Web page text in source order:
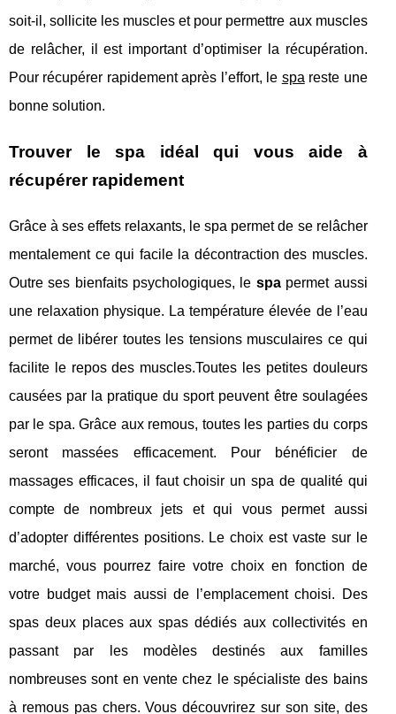
soit-il, sollicite les muscles et pour permettre aux muscles
de relâcher, il est important d’optimiser la récupération.
Pour récupérer rapidement après l’effort, le spa reste une
bonne solution.
Trouver le spa idéal qui vous aide à
récupérer rapidement
Grâce à ses effets relaxants, le spa permet de se relâcher
mentalement ce qui facile la décontraction des muscles.
Outre ses bienfaits psychologiques, le spapermet aussi
une relaxation physique. La température élevée de l’eau
permet de libérer toutes les tensions musculaires ce qui
facilite le repos des muscles.Toutes les petites douleurs
causées par la pratique du sport peuvent être soulagées
par le spa. Grâce aux remous, toutes les parties du corps
seront massées efficacement. Pour bénéficier de
massages efficaces, il faut choisir un spa de qualité qui
compte de nombreux jets et qui vous permet aussi
d’adopter différentes positions. Le choix est vaste sur le
marché, vous pourrez faire votre choix en fonction de
votre budget mais aussi de l’emplacement choisi. Des
spas deux places aux spas dédiés aux collectivités en
passant par les modèles destinés aux familles
nombreuses sont en vente chez le spécialiste des bains
à remous pas chers. Vous découvrirez sur son site, des